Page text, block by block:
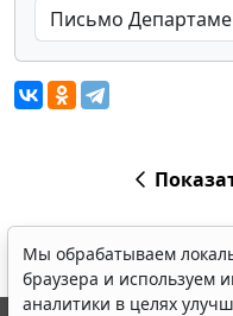
Мы обрабатываем
браузера и используем
аналитики в целях